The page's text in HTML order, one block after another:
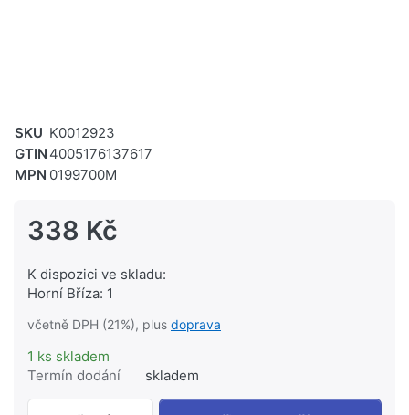
SKU K0012923
GTIN 4005176137617
MPN 0199700M
338 Kč
K dispozici ve skladu:
Horní Bříza: 1
včetně DPH (21%), plus doprava
1 ks skladem
Termín dodání
skladem
GROHE Těsnění #0199700M k 338